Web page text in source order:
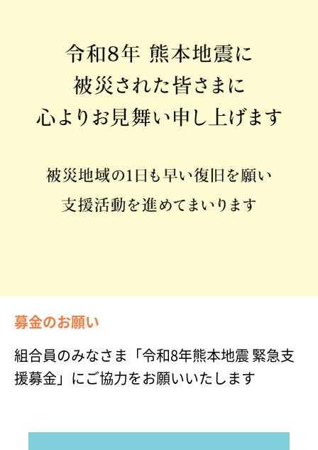
募金のお願い
組合員のみなさま「令和8年熊本地震 緊急支
援募金」にご協力をお願いいたします